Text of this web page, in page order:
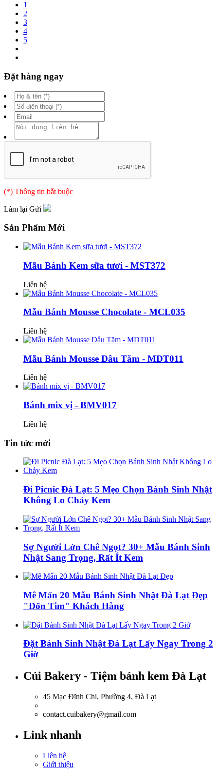
1
2
3
4
5
Đặt hàng ngay
(*) Thông tin bắt buộc
Làm lại Gửi
Sản Phẩm Mới
Mẫu Bánh Kem sữa tươi - MST372
Liên hệ
Mẫu Bánh Mousse Chocolate - MCL035
Liên hệ
Mẫu Bánh Mousse Dâu Tăm - MDT011
Liên hệ
Bánh mix vị - BMV017
Liên hệ
Tin tức mới
Đi Picnic Đà Lạt: 5 Mẹo Chọn Bánh Sinh Nhật
Không Lo Chảy Kem
Sợ Người Lớn Chê Ngọt? 30+ Mẫu Bánh Sinh
Nhật Sang Trọng, Rất Ít Kem
Mê Mẩn 20 Mẫu Bánh Sinh Nhật Đà Lạt Đẹp
"Đốn Tim" Khách Hàng
Đặt Bánh Sinh Nhật Đà Lạt Lấy Ngay Trong 2
Giờ
Củi Bakery - Tiệm bánh kem Đà Lạt
45 Mạc Đĩnh Chi, Phường 4, Đà Lạt
contact.cuibakery@gmail.com
Link nhanh
Liên hệ
Giới thiệu